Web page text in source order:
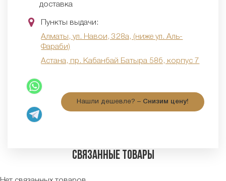
доставка
Пункты выдачи:
Алматы, ул. Навои, 328а, (ниже ул. Аль-
Фараби)
Астана, пр. Кабанбай Батыра 58б, корпус 7
Нашли дешевле? – Снизим цену!
Связанные товары